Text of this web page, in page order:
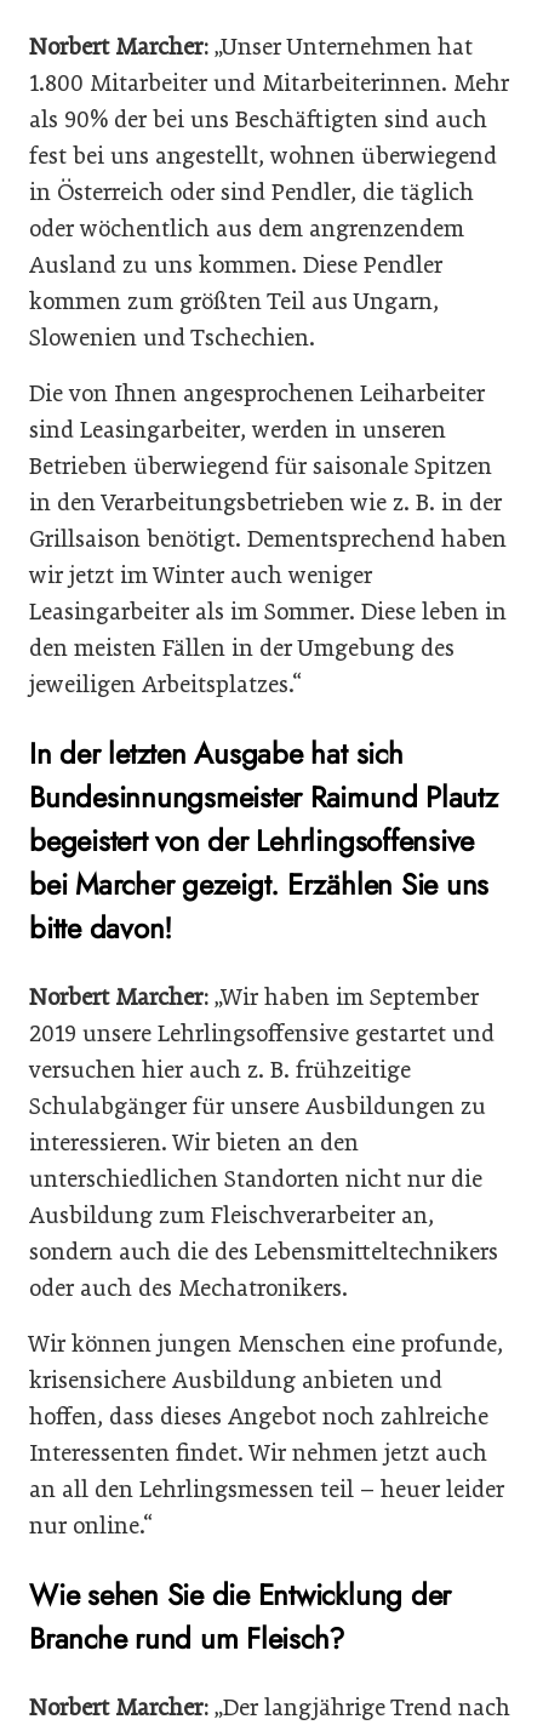
Norbert Marcher: „Unser Unternehmen hat
1.800 Mitarbeiter und Mitarbeiterinnen. Mehr
als 90% der bei uns Beschäftigten sind auch
fest bei uns angestellt, wohnen überwiegend
in Österreich oder sind Pendler, die täglich
oder wöchentlich aus dem angrenzendem
Ausland zu uns kommen. Diese Pendler
kommen zum größten Teil aus Ungarn,
Slowenien und Tschechien.
Die von Ihnen angesprochenen Leiharbeiter
sind Leasingarbeiter, werden in unseren
Betrieben überwiegend für saisonale Spitzen
in den Verarbeitungsbetrieben wie z. B. in der
Grillsaison benötigt. Dementsprechend haben
wir jetzt im Winter auch weniger
Leasingarbeiter als im Sommer. Diese leben in
den meisten Fällen in der Umgebung des
jeweiligen Arbeitsplatzes.“
In der letzten Ausgabe hat sich
Bundesinnungsmeister Raimund Plautz
begeistert von der Lehrlingsoffensive
bei Marcher gezeigt. Erzählen Sie uns
bitte davon!
Norbert Marcher: „Wir haben im September
2019 unsere Lehrlingsoffensive gestartet und
versuchen hier auch z. B. frühzeitige
Schulabgänger für unsere Ausbildungen zu
interessieren. Wir bieten an den
unterschiedlichen Standorten nicht nur die
Ausbildung zum Fleischverarbeiter an,
sondern auch die des Lebensmitteltechnikers
oder auch des Mechatronikers.
Wir können jungen Menschen eine profunde,
krisensichere Ausbildung anbieten und
hoffen, dass dieses Angebot noch zahlreiche
Interessenten findet. Wir nehmen jetzt auch
an all den Lehrlingsmessen teil – heuer leider
nur online.“
Wie sehen Sie die Entwicklung der
Branche rund um Fleisch?
Norbert Marcher: „Der langjährige Trend nach
WEITERLESEN